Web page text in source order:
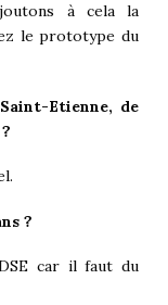
à cela la
le prototype du
Etienne, de
?
car il faut du